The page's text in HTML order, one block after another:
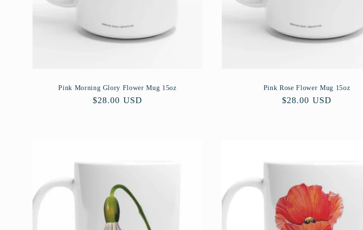
Pink Morning Glory Flower Mug 15oz
Precio
$28.00 USD
Pink Rose Flower Mug 15oz
Precio
$28.00 USD